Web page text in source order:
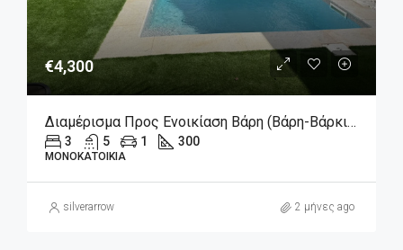
€4,300
Διαμέρισμα Προς Ενοικίαση Βάρη (Βάρη-Βάρκιζα), 4.300€, 300 Τ.Μ.
3 5 1 300
ΜΟΝΟΚΑΤΟΙΚΊΑ
silverarrow 2 μήνες ago